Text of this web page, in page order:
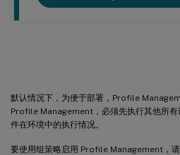
默认情况下，为便于部署，Profile
Profile Management，必须先执行其他所
件在环境中的执行情况。
要使用组策略启用 Profile Management，请